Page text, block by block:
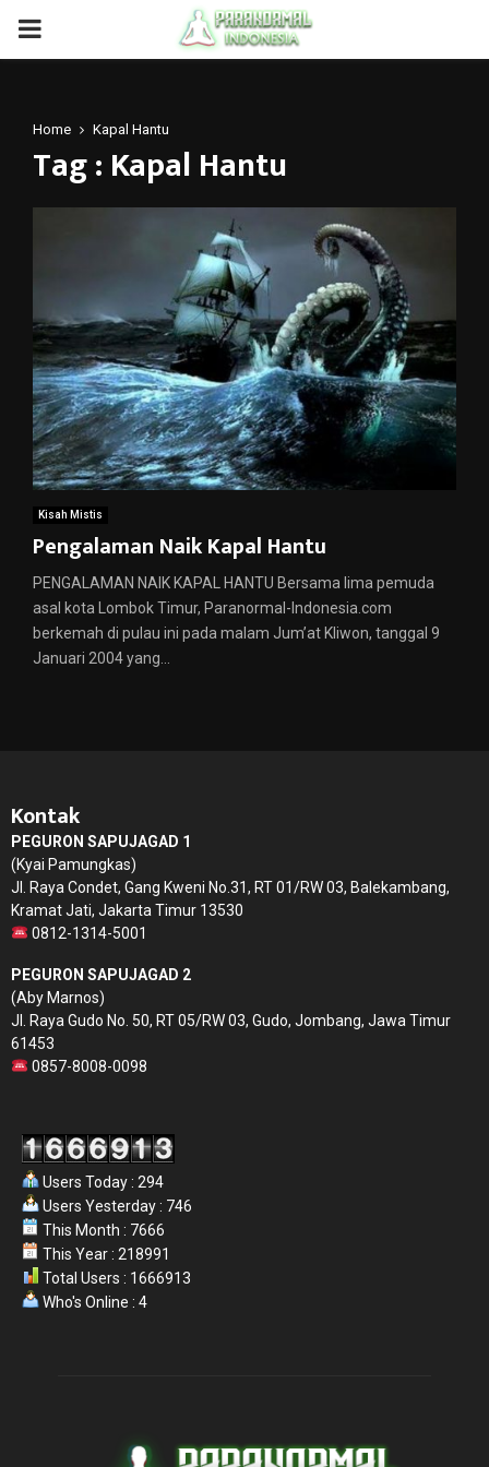
PRIMARY
Home Kapal Hantu
Tag : Kapal Hantu
Kisah Mistis
Pengalaman Naik Kapal Hantu
PENGALAMAN NAIK KAPAL HANTU Bersama lima pemuda
asal kota Lombok Timur, Paranormal-Indonesia.com
berkemah di pulau ini pada malam Jum’at Kliwon, tanggal 9
Januari 2004 yang...
Kontak
PEGURON SAPUJAGAD 1
(Kyai Pamungkas)
Jl. Raya Condet, Gang Kweni No.31, RT 01/RW 03, Balekambang,
Kramat Jati, Jakarta Timur 13530
0812-1314-5001
PEGURON SAPUJAGAD 2
(Aby Marnos)
Jl. Raya Gudo No. 50, RT 05/RW 03, Gudo, Jombang, Jawa Timur
61453
0857-8008-0098
Users Today : 294
Users Yesterday : 746
This Month : 7666
This Year : 218991
Total Users : 1666913
Who's Online : 4